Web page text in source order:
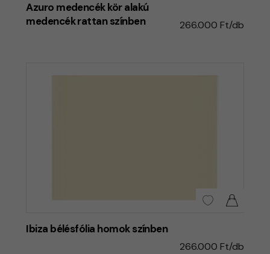
Azuro medencék kör alakú
medencék rattan színben
266.000 Ft/db
Ibiza bélésfólia homok színben
266.000 Ft/db